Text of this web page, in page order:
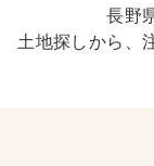
長野
土地探しから、